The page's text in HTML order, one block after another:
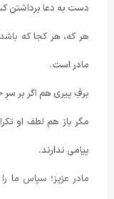
دست به دعا برداشتن
هر که، هر کجا که
مادر است.
برفِ پیری هم اگر بر سرِ
مگر باز هم لطف او
پیامی ندارند.
مادر عزیز؛ سپاس ما